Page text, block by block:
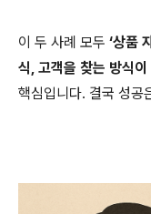
이 두 사례 모두 ‘상품
식, 고객을 찾는 방식
핵심입니다. 결국 성공